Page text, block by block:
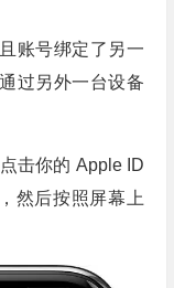
且账号绑定了另一
过另外一台设备
击你的 Apple ID
然后按照屏幕上